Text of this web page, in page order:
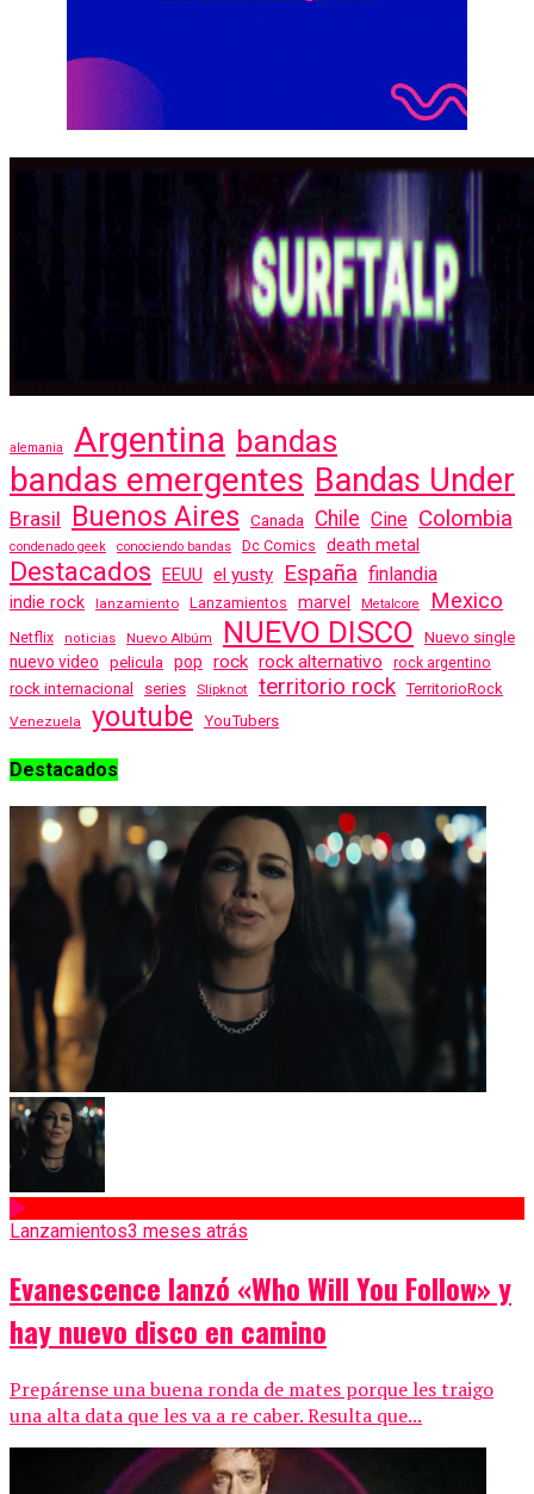
alemania Argentina bandas
bandas emergentes Bandas Under
Brasil Buenos Aires Canada Chile Cine Colombia
condenado geek conociendo bandas Dc Comics death metal
Destacados EEUU el yusty España finlandia
indie rock lanzamiento Lanzamientos marvel Metalcore Mexico
Netflix noticias Nuevo Albúm NUEVO DISCO
Nuevo single
nuevo video
pelicula pop rock rock alternativo rock argentino
rock internacional series Slipknot territorio rock TerritorioRock
Venezuela youtube YouTubers
Destacados
Lanzamientos3 meses atrás
Evanescence lanzó «Who Will You Follow» y
hay nuevo disco en camino
Prepárense una buena ronda de mates porque les traigo
una alta data que les va a re caber. Resulta que...